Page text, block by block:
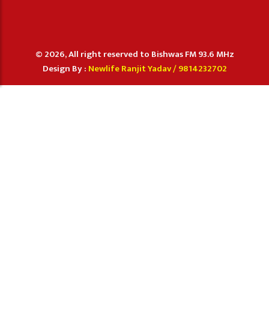
© 2026, All right reserved to Bishwas FM 93.6 MHz
Design By : Newlife Ranjit Yadav /9814232702